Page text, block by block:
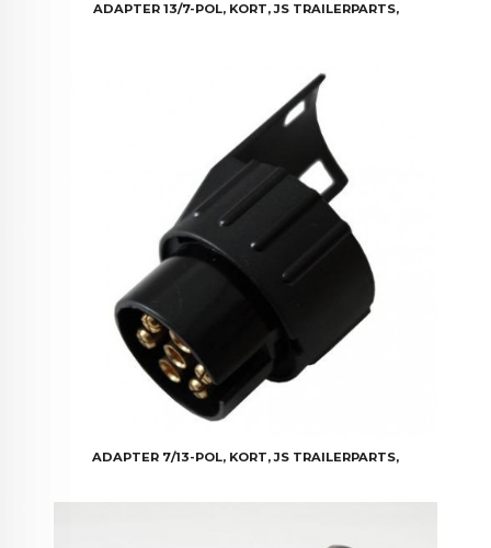
ADAPTER 13/7-POL, KORT, JS TRAILERPARTS,
ADAPTER 7/13-POL, KORT, JS TRAILERPARTS,